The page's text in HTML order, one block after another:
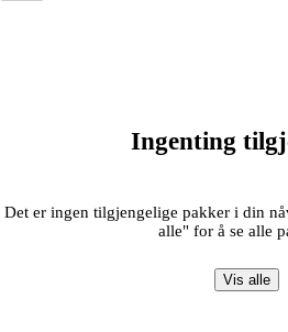
Ingenting
Det er ingen tilgjengelige pakker i din
alle" for å se alle
Vis alle